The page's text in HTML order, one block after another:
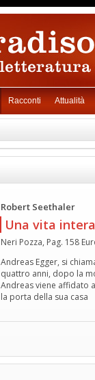
Racconti Attualità
Robert Seethaler
Una vita intera
Neri Pozza, Pag. 158
Andreas Egger, si
quattro anni, dopo la
Andreas viene affidato
la porta della sua casa